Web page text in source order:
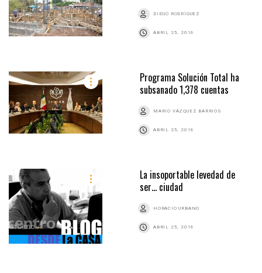
DIEGO RODRÍGUEZ
ABRIL 25, 2016
Programa Solución Total ha
subsanado 1,378 cuentas
MARIO VÁZQUEZ BARRIOS
ABRIL 25, 2016
La insoportable levedad de
ser… ciudad
HORACIO URBANO
ABRIL 25, 2016